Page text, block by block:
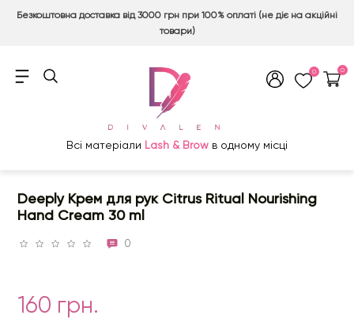
Безкоштовна доставка від 3000 грн при 100% оплаті (не діє на акційні
товари)
0 0
Всі матеріали Lash & Brow в одному місці
Deeply Крем для рук Citrus Ritual Nourishing
Hand Cream 30 ml
0
160 грн.